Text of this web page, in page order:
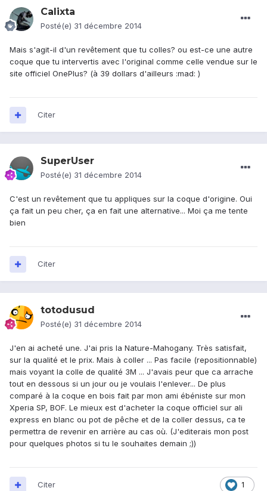
Calixta
Posté(e) 31 décembre 2014
Mais s'agit-il d'un revêtement que tu colles? ou est-ce une autre
coque que tu intervertis avec l'original comme celle vendue sur le
site officiel OnePlus? (à 39 dollars d'ailleurs :mad: )
Citer
SuperUser
Posté(e) 31 décembre 2014
C'est un revêtement que tu appliques sur la coque d'origine. Oui
ça fait un peu cher, ça en fait une alternative... Moi ça me tente
bien
Citer
totodusud
Posté(e) 31 décembre 2014
J'en ai acheté une. J'ai pris la Nature-Mahogany. Très satisfait,
sur la qualité et le prix. Mais à coller ... Pas facile (repositionnable)
mais voyant la colle de qualité 3M ... J'avais peur que ca arrache
tout en dessous si un jour ou je voulais l'enlever... De plus
comparé à la coque en bois fait par mon ami ébéniste sur mon
Xperia SP, BOF. Le mieux est d'acheter la coque officiel sur ali
express en blanc ou pot de pêche et de la coller dessus, ca te
permettra de revenir en arrière au cas où. (J'editerais mon post
pour quelques photos si tu le souhaites demain ;))
1
Citer